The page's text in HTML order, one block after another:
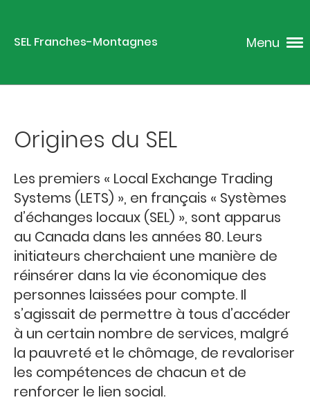
Menu
SEL Franches-Montagnes
Origines du SEL
Les premiers « Local Exchange Trading
Systems (LETS) », en français « Systèmes
d’échanges locaux (SEL) », sont apparus
au Canada dans les années 80. Leurs
initiateurs cherchaient une manière de
réinsérer dans la vie économique des
personnes laissées pour compte. Il
s’agissait de permettre à tous d’accéder
à un certain nombre de services, malgré
la pauvreté et le chômage, de revaloriser
les compétences de chacun et de
renforcer le lien social.